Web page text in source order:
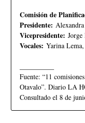
Comisión de
Presidente:
Vicepresidente:
Vocales: Yarina
Fuente: “11
Otavalo”. Diario LA
Consultado el 8 de